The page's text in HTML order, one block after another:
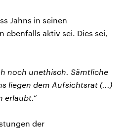
Jahns in seinen
ebenfalls aktiv sei. Dies sei,
noch unethisch. Sämtliche
liegen dem Aufsichtsrat (...)
erlaubt.“
der